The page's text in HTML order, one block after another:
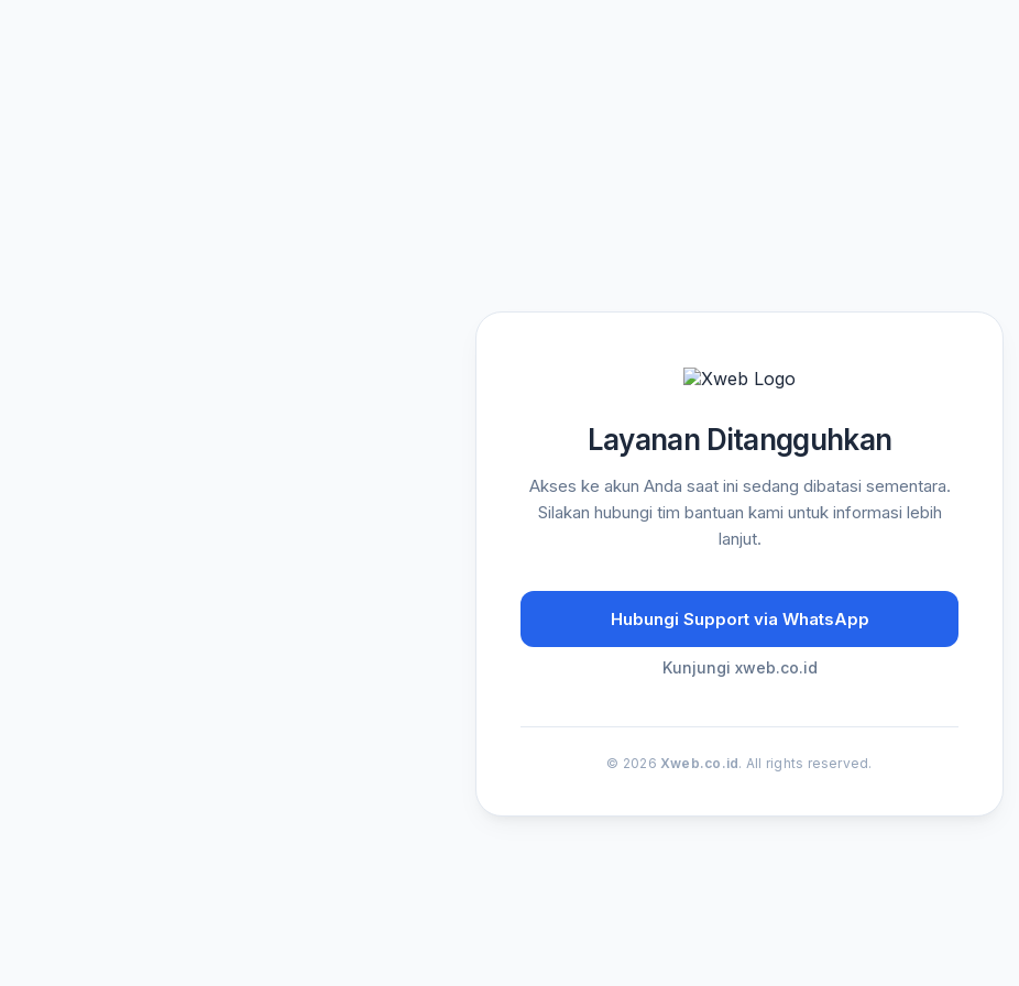
Layanan Ditangguhkan
Akses ke akun Anda saat ini sedang dibatasi sementara.
Silakan hubungi tim bantuan kami untuk informasi lebih
lanjut.
Hubungi Support via WhatsApp
Kunjungi xweb.co.id
© 2026 Xweb.co.id. All rights reserved.